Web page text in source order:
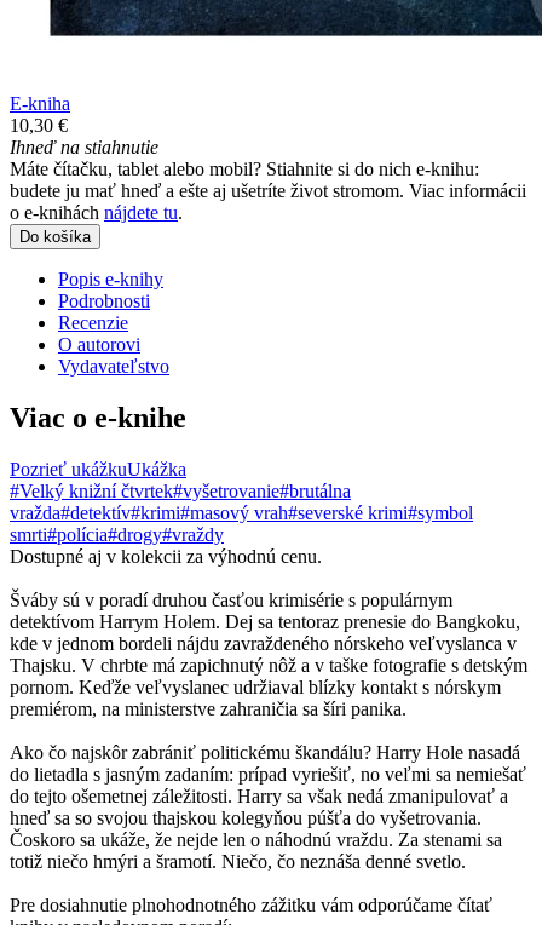
E-kniha
10,30 €
Ihneď na stiahnutie
Máte čítačku, tablet alebo mobil? Stiahnite si do nich e-knihu:
budete ju mať hneď a ešte aj ušetríte život stromom. Viac informácii
o e-knihách nájdete tu.
Do košíka
Popis e-knihy
Podrobnosti
Recenzie
O autorovi
Vydavateľstvo
Viac o e-knihe
Pozrieť ukážkuUkážka
#Velký knižní čtvrtek#vyšetrovanie#brutálna
vražda#detektív#krimi#masový vrah#severské krimi#symbol
smrti#polícia#drogy#vraždy
Dostupné aj v kolekcii za výhodnú cenu.
Šváby sú v poradí druhou časťou krimisérie s populárnym
detektívom Harrym Holem. Dej sa tentoraz prenesie do Bangkoku,
kde v jednom bordeli nájdu zavraždeného nórskeho veľvyslanca v
Thajsku. V chrbte má zapichnutý nôž a v taške fotografie s detským
pornom. Keďže veľvyslanec udržiaval blízky kontakt s nórskym
premiérom, na ministerstve zahraničia sa šíri panika.
Ako čo najskôr zabrániť politickému škandálu? Harry Hole nasadá
do lietadla s jasným zadaním: prípad vyriešiť, no veľmi sa nemiešať
do tejto ošemetnej záležitosti. Harry sa však nedá zmanipulovať a
hneď sa so svojou thajskou kolegyňou púšťa do vyšetrovania.
Čoskoro sa ukáže, že nejde len o náhodnú vraždu. Za stenami sa
totiž niečo hmýri a šramotí. Niečo, čo neznáša denné svetlo.
Pre dosiahnutie plnohodnotného zážitku vám odporúčame čítať